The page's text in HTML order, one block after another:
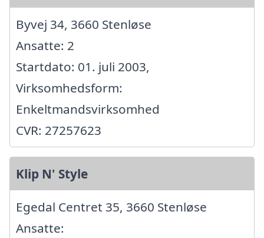
Byvej 34, 3660 Stenløse
Ansatte: 2
Startdato: 01. juli 2003,
Virksomhedsform:
Enkeltmandsvirksomhed
CVR: 27257623
Klip N' Style
Egedal Centret 35, 3660 Stenløse
Ansatte: